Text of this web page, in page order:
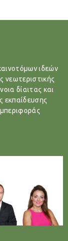
ιδεών
νεωτεριστικής
δίαιτας και
εκπαίδευσης